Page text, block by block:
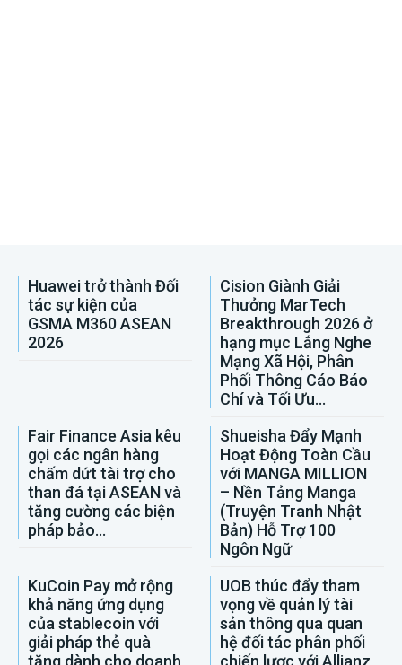
Huawei trở thành Đối
tác sự kiện của
GSMA M360 ASEAN
2026
Cision Giành Giải
Thưởng MarTech
Breakthrough 2026 ở
hạng mục Lắng Nghe
Mạng Xã Hội, Phân
Phối Thông Cáo Báo
Chí và Tối Ưu...
Fair Finance Asia kêu
gọi các ngân hàng
chấm dứt tài trợ cho
than đá tại ASEAN và
tăng cường các biện
pháp bảo...
Shueisha Đẩy Mạnh
Hoạt Động Toàn Cầu
với MANGA MILLION
– Nền Tảng Manga
(Truyện Tranh Nhật
Bản) Hỗ Trợ 100
Ngôn Ngữ
KuCoin Pay mở rộng
khả năng ứng dụng
của stablecoin với
giải pháp thẻ quà
tặng dành cho doanh
UOB thúc đẩy tham
vọng về quản lý tài
sản thông qua quan
hệ đối tác phân phối
chiến lược với Allianz